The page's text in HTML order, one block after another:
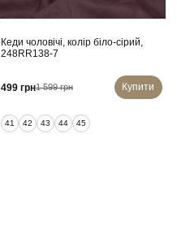
Кеди чоловічі, колір біло-сірий,
248RR138-7
499 грн1 599 грн Купити
41 42 43 44 45